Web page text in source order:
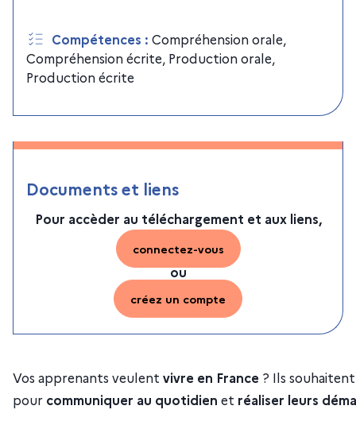
Compétences : Compréhension orale,
Compréhension écrite, Production orale,
Production écrite
Documents et liens
Pour accèder au téléchargement et aux liens,
connectez-vous
ou
créez un compte
Vos apprenants veulent vivre en France ? Ils
pour communiquer au quotidien et réaliser leurs